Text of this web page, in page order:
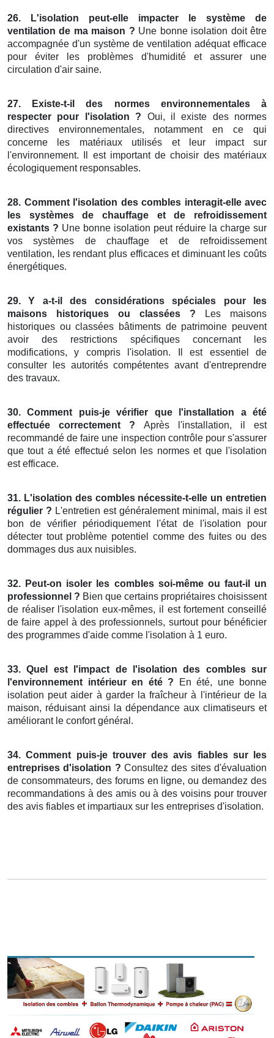
26. L'isolation peut-elle impacter le système de
ventilation de ma maison ? Une bonne isolation doit être
accompagnée d'un système de ventilation adéquat efficace
pour éviter les problèmes d'humidité et assurer une
circulation d'air saine.
27. Existe-t-il des normes environnementales à
respecter pour l'isolation ? Oui, il existe des normes
directives environnementales, notamment en ce qui
concerne les matériaux utilisés et leur impact sur
l'environnement. Il est important de choisir des matériaux
écologiquement responsables.
28. Comment l'isolation des combles interagit-elle avec
les systèmes de chauffage et de refroidissement
existants ? Une bonne isolation peut réduire la charge sur
vos systèmes de chauffage et de refroidissement
ventilation, les rendant plus efficaces et diminuant les coûts
énergétiques.
29. Y a-t-il des considérations spéciales pour les
maisons historiques ou classées ? Les maisons
historiques ou classées bâtiments de patrimoine peuvent
avoir des restrictions spécifiques concernant les
modifications, y compris l'isolation. Il est essentiel de
consulter les autorités compétentes avant d'entreprendre
des travaux.
30. Comment puis-je vérifier que l'installation a été
effectuée correctement ? Après l'installation, il est
recommandé de faire une inspection contrôle pour s'assurer
que tout a été effectué selon les normes et que l'isolation
est efficace.
31. L'isolation des combles nécessite-t-elle un entretien
régulier ? L'entretien est généralement minimal, mais il est
bon de vérifier périodiquement l'état de l'isolation pour
détecter tout problème potentiel comme des fuites ou des
dommages dus aux nuisibles.
32. Peut-on isoler les combles soi-même ou faut-il un
professionnel ? Bien que certains propriétaires choisissent
de réaliser l'isolation eux-mêmes, il est fortement conseillé
de faire appel à des professionnels, surtout pour bénéficier
des programmes d'aide comme l'isolation à 1 euro.
33. Quel est l'impact de l'isolation des combles sur
l'environnement intérieur en été ? En été, une bonne
isolation peut aider à garder la fraîcheur à l'intérieur de la
maison, réduisant ainsi la dépendance aux climatiseurs et
améliorant le confort général.
34. Comment puis-je trouver des avis fiables sur les
entreprises d'isolation ? Consultez des sites d'évaluation
de consommateurs, des forums en ligne, ou demandez des
recommandations à des amis ou à des voisins pour trouver
des avis fiables et impartiaux sur les entreprises d'isolation.